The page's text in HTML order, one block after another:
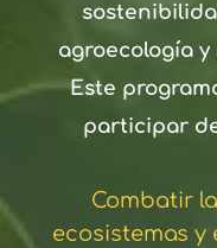
Este
participar
Combatir
ecosistemas y